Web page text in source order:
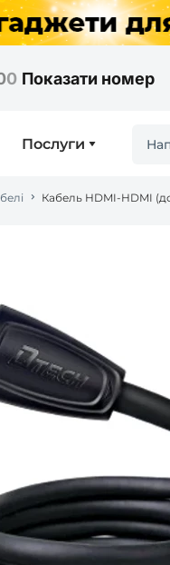
0 Показати номер
Послуги
Кабель HDMI-HDMI